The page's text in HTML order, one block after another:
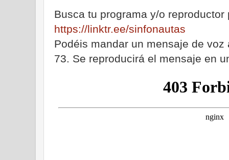
Busca tu programa y/o reproductor
https://linktr.ee/sinfonautas
Podéis mandar un mensaje de
73. Se reproducirá el mensaje en